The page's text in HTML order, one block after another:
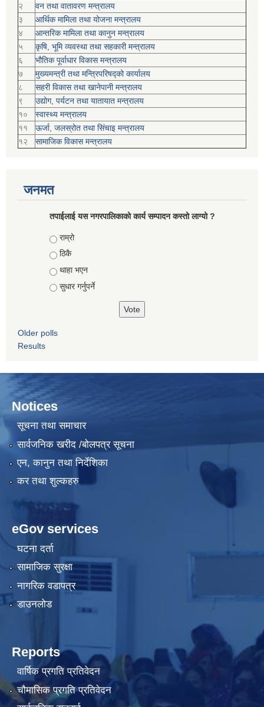
२
वन तथा वातावरण मन्त्रालय
३
आर्थिक मामिला तथा योजना मन्त्रालय
४
आन्तरिक मामिला तथा कानुन मन्त्रालय
५
कृषि, भूमि व्यवस्था तथा सहकारी मन्त्रालय
६
भौतिक पूर्वाधार विकास मन्त्रालय
७
मुख्यमन्त्री तथा मन्त्रिपरिषद्को कार्यालय
८
सहरी विकास तथा खानेपानी मन्त्रालय
९
उद्योग, पर्यटन तथा यातायात मन्त्रालय
१०
स्वास्थ्य मन्त्रालय
११
ऊर्जा, जलस्रोत तथा सिंचाइ मन्त्रालय
१२
सामाजिक विकास मन्‍‍त्रालय
जनमत
तपाईलाई यस नगरपालिकाको कार्य सम्पादन कस्तो लाग्यो ?
Choices
राम्रो
ठिकै
थाहा भएन
सुधार गर्नुपर्ने
Older polls
Results
Notices
सूचना तथा समाचार
सार्वजनिक खरीद /बोलपत्र सूचना
एन, कानुन तथा निर्देशिका
कर तथा शुल्कहरु
eGov services
घटना दर्ता
सामाजिक सुरक्षा
नागरिक वडापत्र
डाउनलोड
Reports
वार्षिक प्रगति प्रतिवेदन
चौमासिक प्रगति प्रतिवेदन